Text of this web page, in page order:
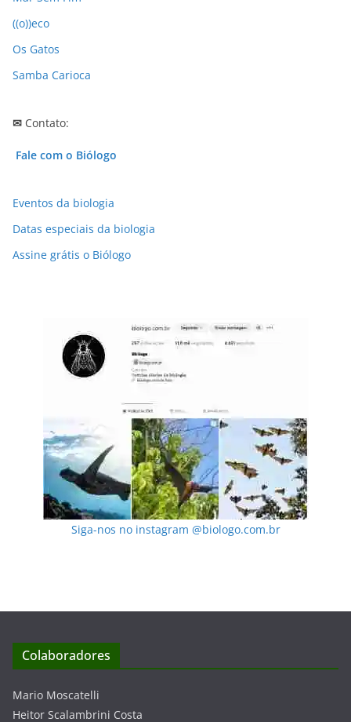
s
((o))eco
Os Gatos
Samba Carioca
✉ Contato:
Fale com o Biólogo
Eventos da biologia
Datas especiais da biologia
Assine grátis o Biólogo
Siga-nos no instagram @biologo.com.br
Colaboradores
Mario Moscatelli
Heitor Scalambrini Costa